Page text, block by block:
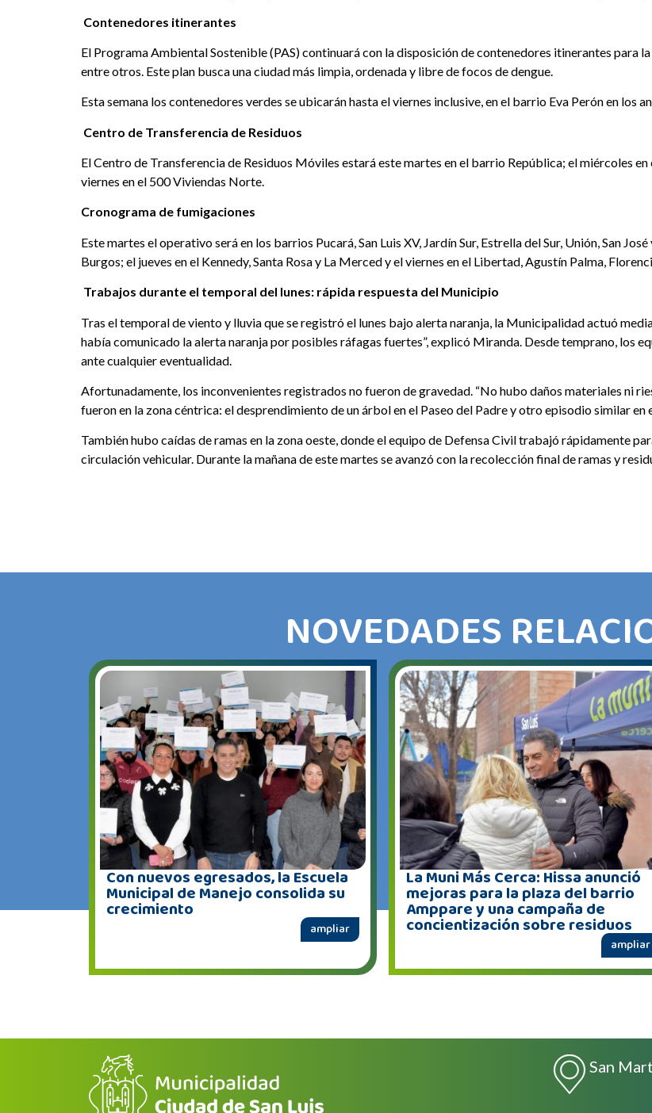
Contenedores itinerantes
El Programa Ambiental Sostenible (PAS) continuará con la disposición de contenedores itinerantes para
entre otros. Este plan busca una ciudad más limpia, ordenada y libre de focos de dengue.
Esta semana los contenedores verdes se ubicarán hasta el viernes inclusive, en el barrio Eva Perón en los
Centro de Transferencia de Residuos
El Centro de Transferencia de Residuos Móviles estará este martes en el barrio República; el miércoles
viernes en el 500 Viviendas Norte.
Cronograma de fumigaciones
Este martes el operativo será en los barrios Pucará, San Luis XV, Jardín Sur, Estrella del Sur, Unión, San
Burgos; el jueves en el Kennedy, Santa Rosa y La Merced y el viernes en el Libertad, Agustín Palma,
Trabajos durante el temporal del lunes: rápida respuesta del Municipio
Tras el temporal de viento y lluvia que se registró el lunes bajo alerta naranja, la Municipalidad actuó
había comunicado la alerta naranja por posibles ráfagas fuertes”, explicó Miranda. Desde temprano, los
ante cualquier eventualidad.
Afortunadamente, los inconvenientes registrados no fueron de gravedad. “No hubo daños materiales ni
fueron en la zona céntrica: el desprendimiento de un árbol en el Paseo del Padre y otro episodio similar
También hubo caídas de ramas en la zona oeste, donde el equipo de Defensa Civil trabajó rápidamente
circulación vehicular. Durante la mañana de este martes se avanzó con la recolección final de ramas y
NOVEDADES
Con nuevos egresados, la Escuela
Municipal de Manejo consolida su
crecimiento
ampliar
La Muni Más Cerca: Hissa anunció
mejoras para la plaza del barrio
Amppare y una campaña de
concientización sobre residuos
ampliar
San